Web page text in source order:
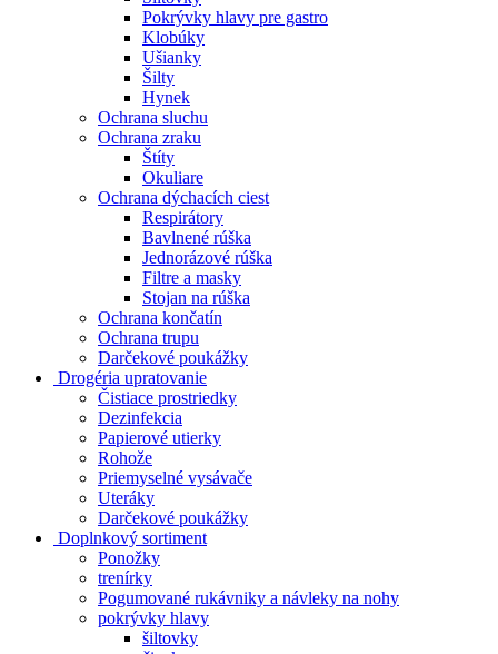
Pokrývky hlavy pre gastro
Klobúky
Ušianky
Šilty
Hynek
Ochrana sluchu
Ochrana zraku
Štíty
Okuliare
Ochrana dýchacích ciest
Respirátory
Bavlnené rúška
Jednorázové rúška
Filtre a masky
Stojan na rúška
Ochrana končatín
Ochrana trupu
Darčekové poukážky
Drogéria upratovanie
Čistiace prostriedky
Dezinfekcia
Papierové utierky
Rohože
Priemyselné vysávače
Uteráky
Darčekové poukážky
Doplnkový sortiment
Ponožky
trenírky
Pogumované rukávniky a návleky na nohy
pokrývky hlavy
šiltovky